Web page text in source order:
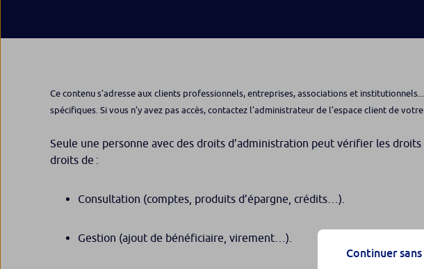
Ce contenu s’adresse aux clients professionnels, entreprises, associations et
spécifiques. Si vous n’y avez pas accès, contactez l’administrateur de l’espace client de
Seule une personne avec des droits d’administration peut vérifier les
droits de :
Consultation (comptes, produits d’épargne, crédits…).
Gestion (ajout de bénéficiaire, virement…).
Continuer